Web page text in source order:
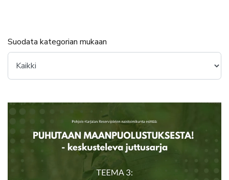
Suodata kategorian mukaan